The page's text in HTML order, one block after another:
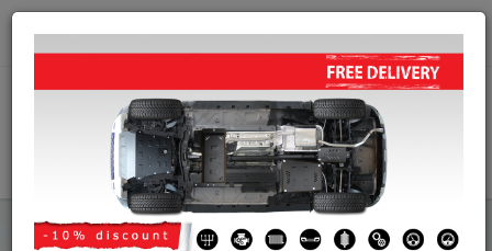
info@krytpodmotor.com
Kryt pod motor Mercedes Kryt pod motor Mercedes GLC